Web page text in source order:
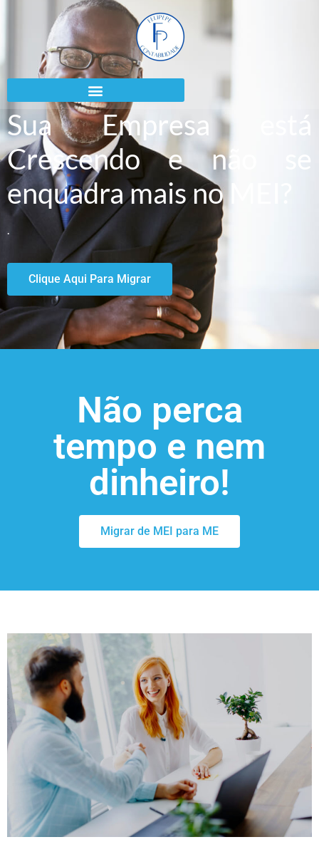
Sua Empresa está
Crescendo e não se
enquadra mais no MEI?
.
Clique Aqui Para Migrar
Não perca
tempo e nem
dinheiro!
Migrar de MEI para ME